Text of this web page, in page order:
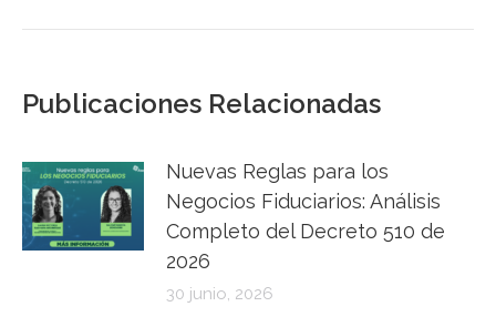
Publicaciones Relacionadas
Nuevas Reglas para los
Negocios Fiduciarios: Análisis
Completo del Decreto 510 de
2026
30 junio, 2026